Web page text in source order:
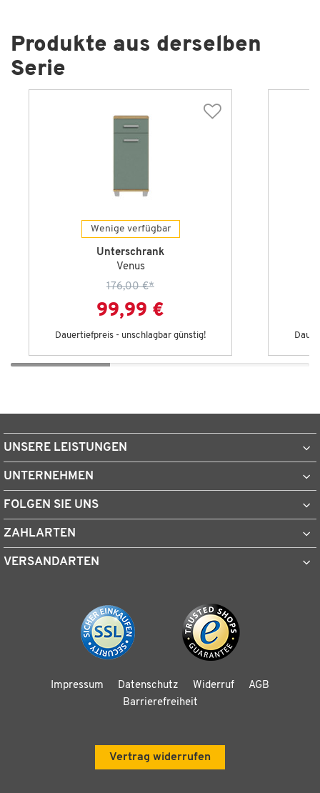
Produkte aus derselben
Serie
Wenige verfügbar
Unterschrank
Venus
176,00 €*
99,99 €
Dauertiefpreis - unschlagbar günstig!
UNSERE LEISTUNGEN
UNTERNEHMEN
FOLGEN SIE UNS
ZAHLARTEN
VERSANDARTEN
Impressum Datenschutz Widerruf
AGB
Barrierefreiheit
Vertrag widerrufen